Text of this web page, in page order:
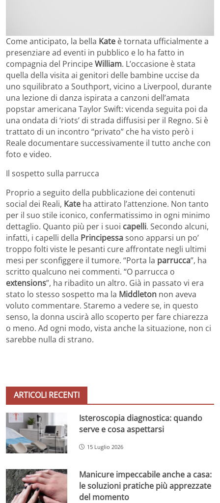
Come anticipato, la bella Kate è tornata ufficialmente a
presenziare ad eventi in pubblico e lo ha fatto in
compagnia del PrincipeWilliam. L’occasione è stata
quella della visita ai genitori delle bambine uccise da
uno squilibrato a Southport, vicino a Liverpool, durante
una lezione di danza ispirata a canzoni dell’amata
popstar americana Taylor Swift: vicenda seguita poi da
una ondata di ‘riots’ di strada diffusisi per il Regno. Si è
trattato di un incontro “privato” che ha visto però i
Reale documentare successivamente il tutto anche con
foto e video.
Il sospetto sulla parrucca
Proprio a seguito della pubblicazione dei contenuti
social dei Reali, Kate ha attirato l’attenzione. Non tanto
per il suo stile iconico, confermatissimo in ogni minimo
dettaglio. Quanto più per i suoi capelli. Secondo alcuni,
infatti, i capelli della Principessasono apparsi un po’
troppo folti viste le pesanti cure affrontate negli ultimi
mesi per sconfiggere il tumore. “Porta la parrucca”, ha
scritto qualcuno nei commenti. “O parrucca o
extensions”, ha ribadito un altro. Già in passato vi era
stato lo stesso sospetto ma la Middleton non aveva
voluto commentare. Staremo a vedere se, in questo
senso, la donna uscirà allo scoperto per fare chiarezza
o meno. Ad ogni modo, vista anche la situazione, non ci
sarebbe nulla di strano.
ARTICOLI RECENTI
Isteroscopia diagnostica: quando
serve e cosa aspettarsi
15 Luglio 2026
Manicure impeccabile anche a casa:
le soluzioni pratiche più apprezzate
del momento